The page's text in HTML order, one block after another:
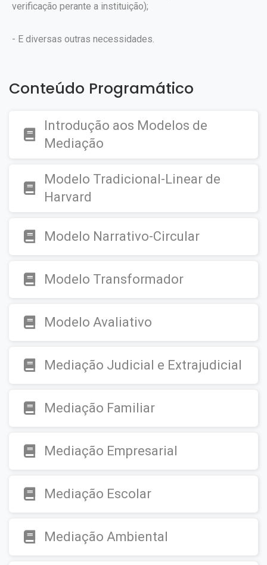
verificação perante a instituição);
- E diversas outras necessidades.
Conteúdo Programático
Introdução aos Modelos de
Mediação
Modelo Tradicional-Linear de
Harvard
Modelo Narrativo-Circular
Modelo Transformador
Modelo Avaliativo
Mediação Judicial e Extrajudicial
Mediação Familiar
Mediação Empresarial
Mediação Escolar
Mediação Ambiental